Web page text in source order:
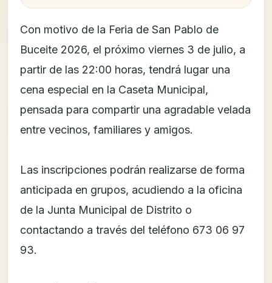
Con motivo de la Feria de San Pablo de
Buceite 2026, el próximo viernes 3 de julio, a
partir de las 22:00 horas, tendrá lugar una
cena especial en la Caseta Municipal,
pensada para compartir una agradable velada
entre vecinos, familiares y amigos.
Las inscripciones podrán realizarse de forma
anticipada en grupos, acudiendo a la oficina
de la Junta Municipal de Distrito o
contactando a través del teléfono 673 06 97
93.